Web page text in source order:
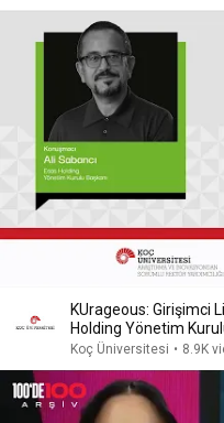
KUrageous: Girişimci
Holding Yönetim
Koç Üniversitesi • 8.9K